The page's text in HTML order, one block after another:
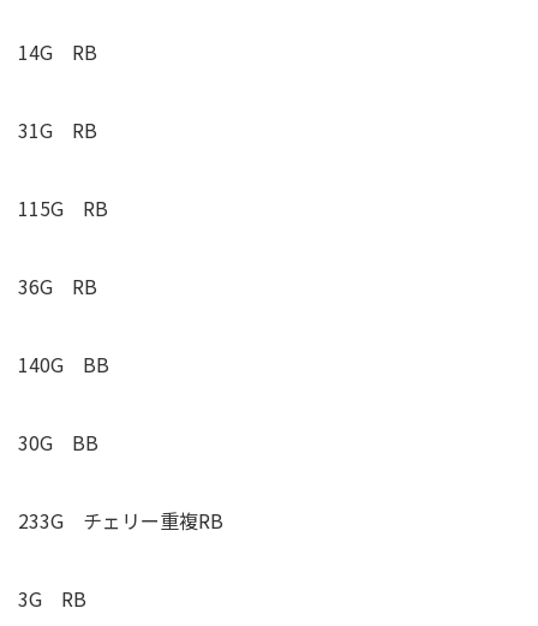
14G RB
31G RB
115G RB
36G RB
140G BB
30G BB
233G チェリー重複RB
3G RB